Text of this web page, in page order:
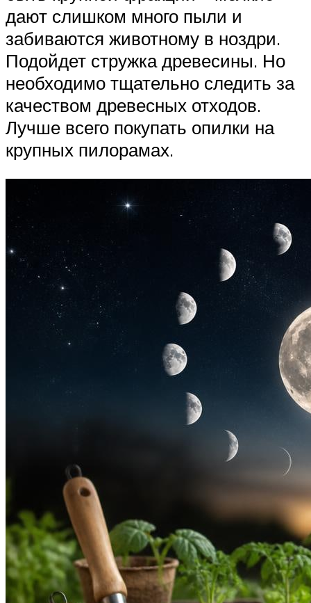
дают слишком много пыли и
забиваются животному в ноздри.
Подойдет стружка древесины. Но
необходимо тщательно следить за
качеством древесных отходов.
Лучше всего покупать опилки на
крупных пилорамах.